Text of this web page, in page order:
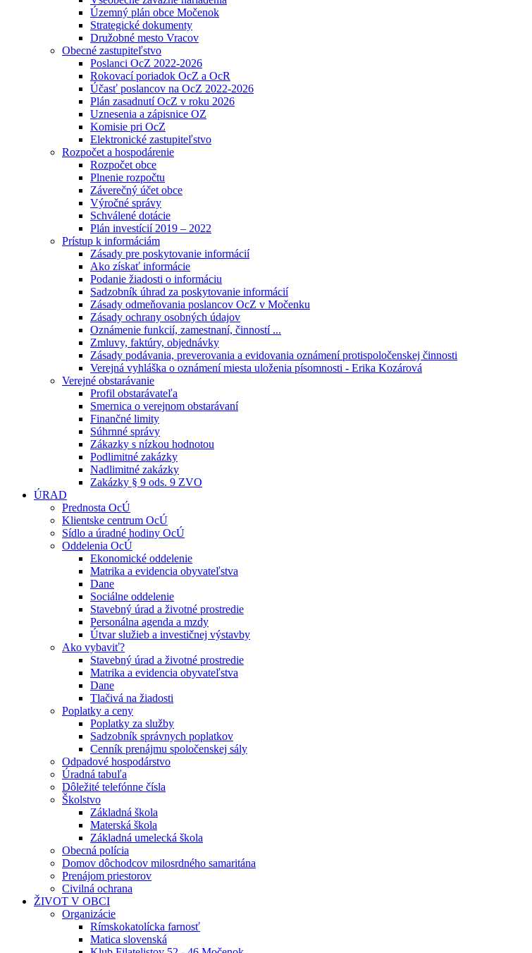
Územný plán obce Močenok
Strategické dokumenty
Družobné mesto Vracov
Obecné zastupiteľstvo
Poslanci OcZ 2022-2026
Rokovací poriadok OcZ a OcR
Účasť poslancov na OcZ 2022-2026
Plán zasadnutí OcZ v roku 2026
Uznesenia a zápisnice OZ
Komisie pri OcZ
Elektronické zastupiteľstvo
Rozpočet a hospodárenie
Rozpočet obce
Plnenie rozpočtu
Záverečný účet obce
Výročné správy
Schválené dotácie
Plán investícií 2019 – 2022
Prístup k informáciám
Zásady pre poskytovanie informácií
Ako získať informácie
Podanie žiadosti o informáciu
Sadzobník úhrad za poskytovanie informácií
Zásady odmeňovania poslancov OcZ v Močenku
Zásady ochrany osobných údajov
Oznámenie funkcií, zamestnaní, činností ...
Zmluvy, faktúry, objednávky
Zásady podávania, preverovania a evidovania oznámení protispoločenskej činnosti
Verejná vyhláška o oznámení miesta uloženia písomnosti - Erika Kozárová
Verejné obstarávanie
Profil obstarávateľa
Smernica o verejnom obstarávaní
Finančné limity
Súhrnné správy
Zákazky s nízkou hodnotou
Podlimitné zakázky
Nadlimitné zakázky
Zakázky § 9 ods. 9 ZVO
ÚRAD
Prednosta OcÚ
Klientske centrum OcÚ
Sídlo a úradné hodiny OcÚ
Oddelenia OcÚ
Ekonomické oddelenie
Matrika a evidencia obyvateľstva
Dane
Sociálne oddelenie
Stavebný úrad a životné prostredie
Personálna agenda a mzdy
Útvar služieb a investičnej výstavby
Ako vybaviť?
Stavebný úrad a životné prostredie
Matrika a evidencia obyvateľstva
Dane
Tlačivá na žiadosti
Poplatky a ceny
Poplatky za služby
Sadzobník správnych poplatkov
Cenník prenájmu spoločenskej sály
Odpadové hospodárstvo
Úradná tabuľa
Dôležité telefónne čísla
Školstvo
Základná škola
Materská škola
Základná umelecká škola
Obecná polícia
Domov dôchodcov milosrdného samaritána
Prenájom priestorov
Civilná ochrana
ŽIVOT V OBCI
Organizácie
Rímskokatolícka farnosť
Matica slovenská